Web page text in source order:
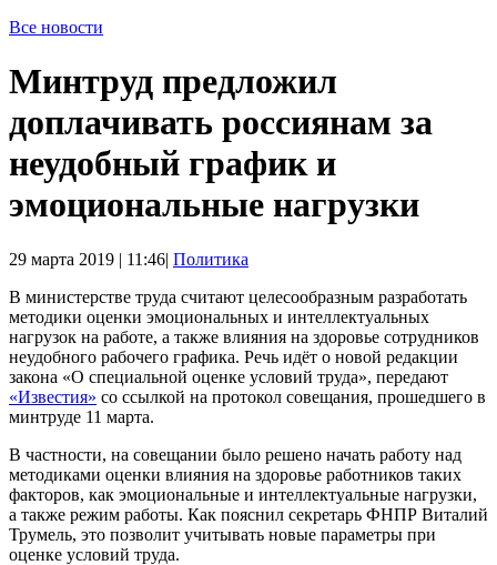
Все новости
Минтруд предложил
доплачивать россиянам за
неудобный график и
эмоциональные нагрузки
29 марта 2019 | 11:46| Политика
В министерстве труда считают целесообразным разработать
методики оценки эмоциональных и интеллектуальных
нагрузок на работе, а также влияния на здоровье сотрудников
неудобного рабочего графика. Речь идёт о новой редакции
закона «О специальной оценке условий труда», передают
«Известия» со ссылкой на протокол совещания, прошедшего в
минтруде 11 марта.
В частности, на совещании было решено начать работу над
методиками оценки влияния на здоровье работников таких
факторов, как эмоциональные и интеллектуальные нагрузки,
а также режим работы. Как пояснил секретарь ФНПР Виталий
Трумель, это позволит учитывать новые параметры при
оценке условий труда.